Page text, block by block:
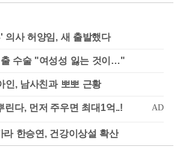
의사 허양임, 새 출발했다
출 수술 "여성성 잃는 것이…"
인, 남사친과 뽀뽀 근황
라 한승연, 건강이상설 확산